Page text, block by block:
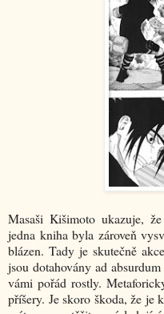
Masaši Kišimoto ukazuje,
jedna kniha byla zároveň
blázen. Tady je skutečně
jsou dotahovány ad
vámi pořád rostly.
příšery. Je skoro škoda, že je